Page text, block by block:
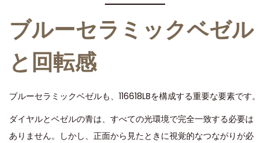
ブルーセラミックベゼル
と回転感
ブルーセラミックベゼルも、116618LBを構成する重要な要素です。
ダイヤルとベゼルの青は、すべての光環境で完全一致する必要は
ありません。しかし、正面から見たときに視覚的なつながりが必